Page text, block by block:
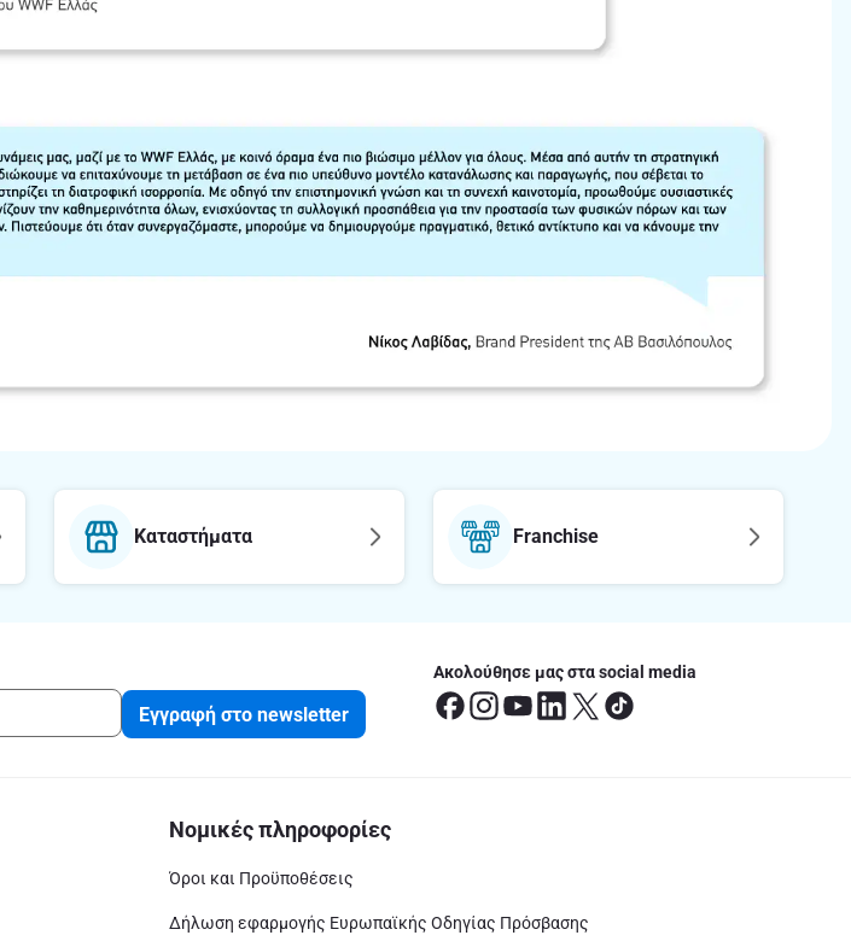
Καταστήματα Franchise
Εγγραφή στο newsletter
Ακολούθησε μας στα social media
Νομικές πληροφορίες
Όροι και Προϋποθέσεις
Δήλωση εφαρμογής Ευρωπαϊκής Οδηγίας Πρόσβασης